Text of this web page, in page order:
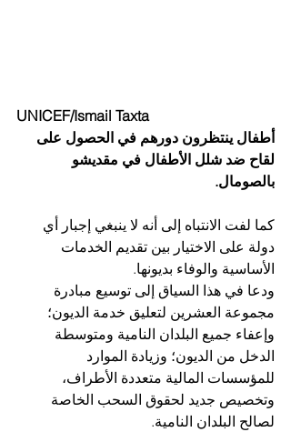
UNICEF/Ismail Taxta
أطفال ينتظرون دورهم في الحصول على
لقاح ضد شلل الأطفال في مقديشو
بالصومال.
كما لفت الانتباه إلى أنه لا ينبغي إجبار أي
دولة على الاختيار بين تقديم الخدمات
الأساسية والوفاء بديونها.
ودعا في هذا السياق إلى توسيع مبادرة
مجموعة العشرين لتعليق خدمة الديون؛
وإعفاء جميع البلدان النامية ومتوسطة
الدخل من الديون؛ وزيادة الموارد
للمؤسسات المالية متعددة الأطراف،
وتخصيص جديد لحقوق السحب الخاصة
لصالح البلدان النامية.